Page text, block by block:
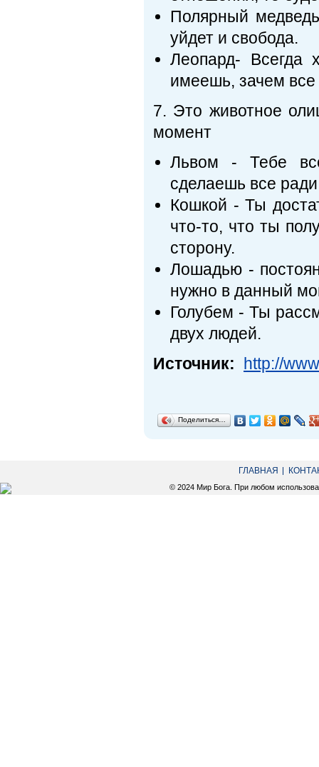
Полярный
уйдет и свобода.
Леопард- Всегда
имеешь, зачем все
7. Это животное
момент
Львом - Тебе
сделаешь все ради
Кошкой - Ты
что-то, что ты
сторону.
Лошадью -
нужно в данный
Голубем - Ты
двух людей.
Источник: http://
Поделиться…
ГЛАВНАЯ
© 2024 Мир Бога. При любом